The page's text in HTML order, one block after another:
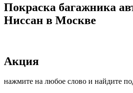
Покраска багажника
Ниссан в Москве
Акция
нажмите на любое слово и найдите